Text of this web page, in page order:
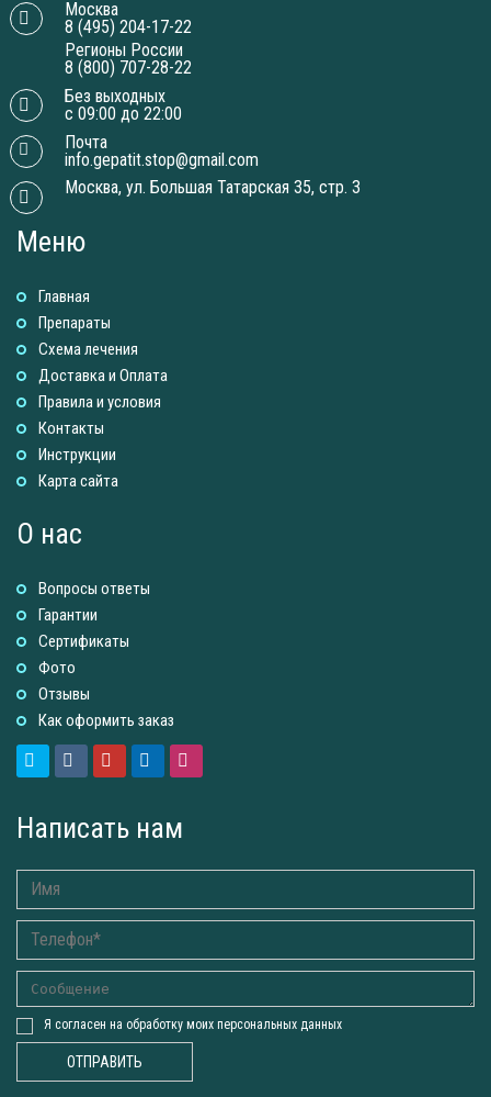
Москва
8 (495) 204-17-22
Регионы России
8 (800) 707-28-22
Без выходных
с 09:00 до 22:00
Почта
info.gepatit.stop@gmail.com
Москва, ул. Большая Татарская 35, стр. 3
Меню
Главная
Препараты
Схема лечения
Доставка и Оплатa
Правила и условия
Контакты
Инструкции
Карта сайта
О нас
Вопросы ответы
Гарантии
Сертификаты
Фото
Отзывы
Как оформить заказ
Написать нам
Я согласен на обработку моих персональных данных
ОТПРАВИТЬ